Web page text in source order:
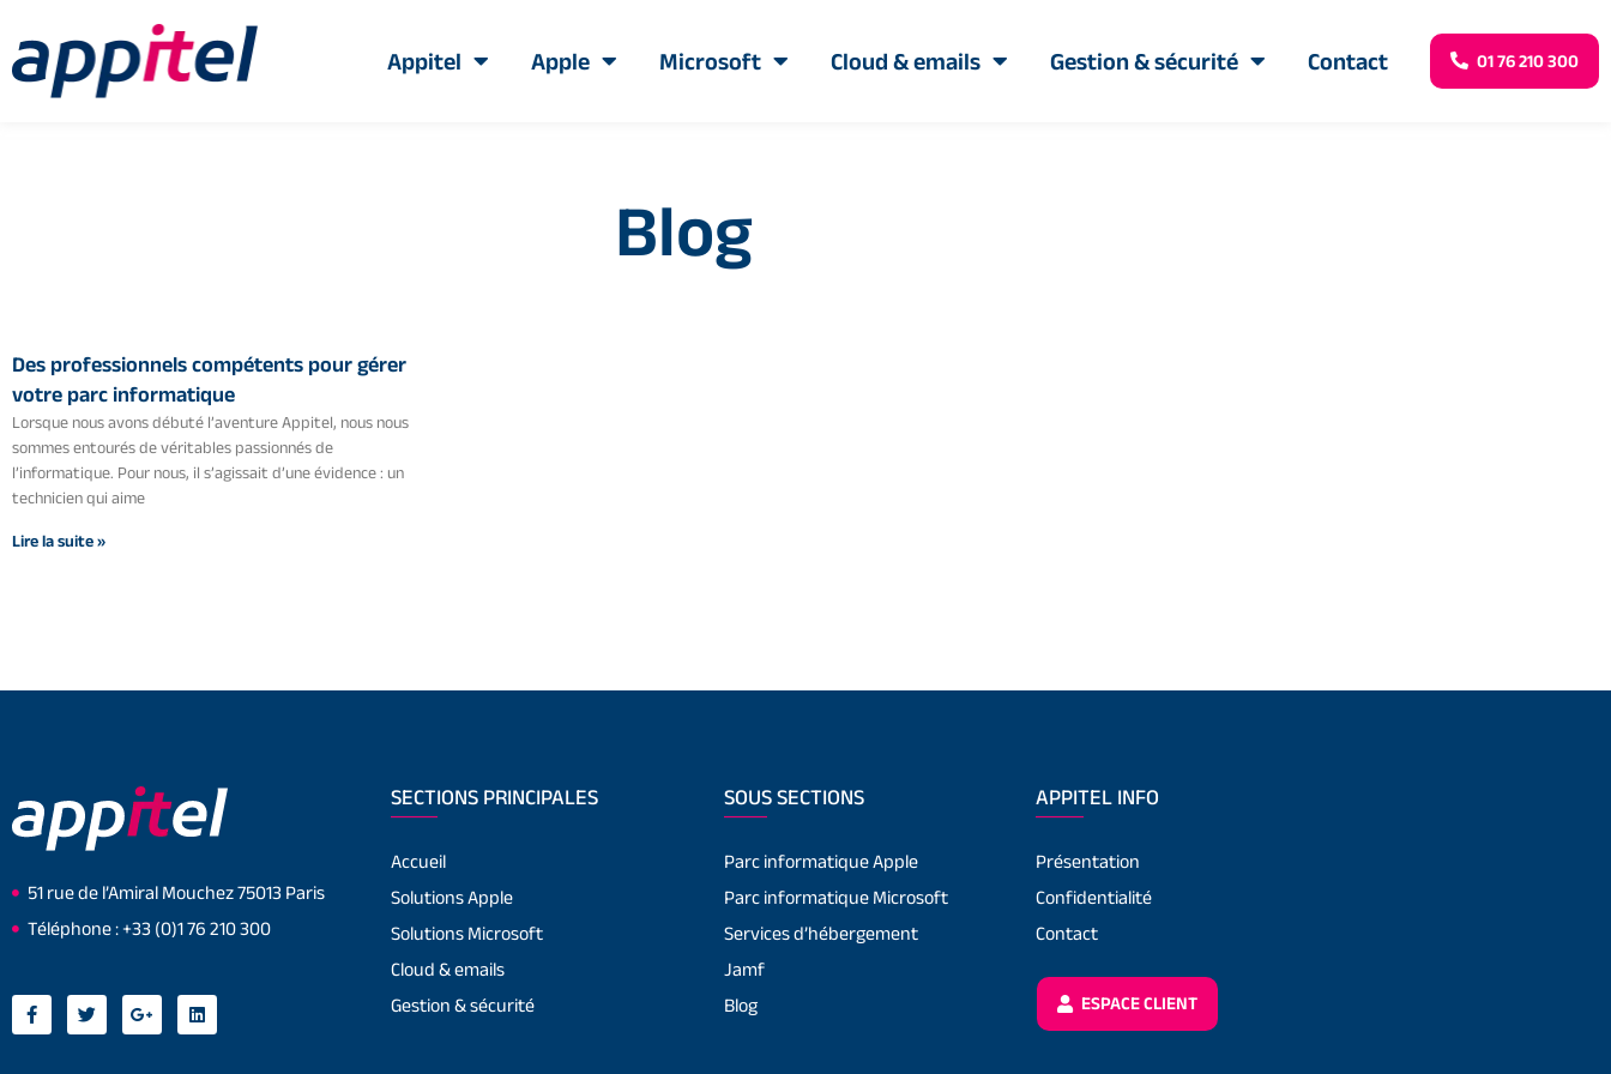
Appitel Apple Microsoft Cloud & emails Gestion & sécurité Contact 01 76 210 300
Blog
Des professionnels compétents pour gérer
votre parc informatique
Lorsque nous avons débuté l’aventure Appitel, nous nous
sommes entourés de véritables passionnés de
l’informatique. Pour nous, il s’agissait d’une évidence : un
technicien qui aime
Lire la suite »
51 rue de l’Amiral Mouchez 75013 Paris
Téléphone : +33 (0)1 76 210 300
SECTIONS PRINCIPALES
Accueil
Solutions Apple
Solutions Microsoft
Cloud & emails
Gestion & sécurité
SOUS SECTIONS
Parc informatique Apple
Parc informatique Microsoft
Services d’hébergement
Jamf
Blog
APPITEL INFO
Présentation
Confidentialité
Contact
ESPACE CLIENT